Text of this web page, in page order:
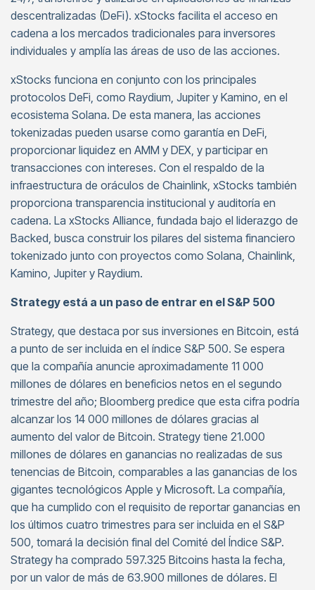
descentralizadas (DeFi). xStocks facilita el acceso en
cadena a los mercados tradicionales para inversores
individuales y amplía las áreas de uso de las acciones.
xStocks funciona en conjunto con los principales
protocolos DeFi, como Raydium, Jupiter y Kamino, en el
ecosistema Solana. De esta manera, las acciones
tokenizadas pueden usarse como garantía en DeFi,
proporcionar liquidez en AMM y DEX, y participar en
transacciones con intereses. Con el respaldo de la
infraestructura de oráculos de Chainlink, xStocks también
proporciona transparencia institucional y auditoría en
cadena. La xStocks Alliance, fundada bajo el liderazgo de
Backed, busca construir los pilares del sistema financiero
tokenizado junto con proyectos como Solana, Chainlink,
Kamino, Jupiter y Raydium.
Strategy está a un paso de entrar en el S&P 500
Strategy, que destaca por sus inversiones en Bitcoin, está
a punto de ser incluida en el índice S&P 500. Se espera
que la compañía anuncie aproximadamente 11 000
millones de dólares en beneficios netos en el segundo
trimestre del año; Bloomberg predice que esta cifra podría
alcanzar los 14 000 millones de dólares gracias al
aumento del valor de Bitcoin. Strategy tiene 21.000
millones de dólares en ganancias no realizadas de sus
tenencias de Bitcoin, comparables a las ganancias de los
gigantes tecnológicos Apple y Microsoft. La compañía,
que ha cumplido con el requisito de reportar ganancias en
los últimos cuatro trimestres para ser incluida en el S&P
500, tomará la decisión final del Comité del Índice S&P.
Strategy ha comprado 597.325 Bitcoins hasta la fecha,
por un valor de más de 63.900 millones de dólares. El